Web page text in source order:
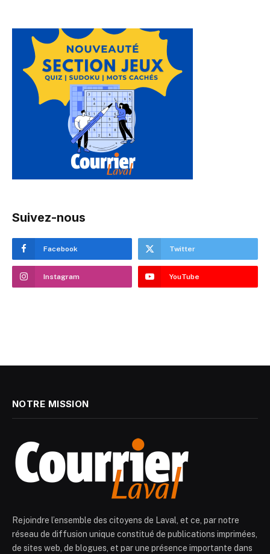
Suivez-nous
Facebook Twitter
Instagram YouTube
NOTRE MISSION
Rejoindre l’ensemble des citoyens de Laval, et ce, par notre
réseau de diffusion unique constitué de publications imprimées,
de sites web, de blogues, et par une présence importante dans